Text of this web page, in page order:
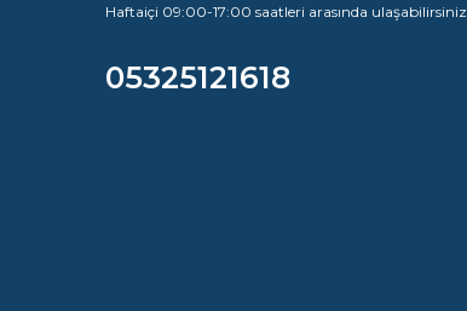
Haftaiçi 09:00-17:00 saatleri arasında ulaşabilirsiniz.
05325121618